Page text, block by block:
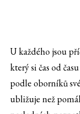
U každého jsou
který si čas od
podle oborníků
ubližuje než